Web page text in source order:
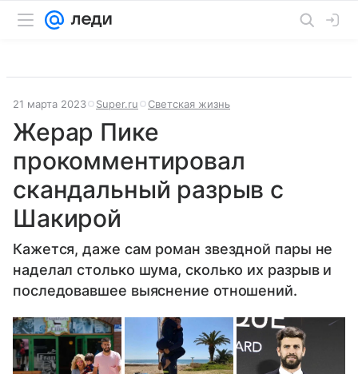
21 марта 2023 Super.ru Светская жизнь
Жерар Пике
прокомментировал
скандальный разрыв с
Шакирой
Кажется, даже сам роман звездной пары не
наделал столько шума, сколько их разрыв и
последовавшее выяснение отношений.